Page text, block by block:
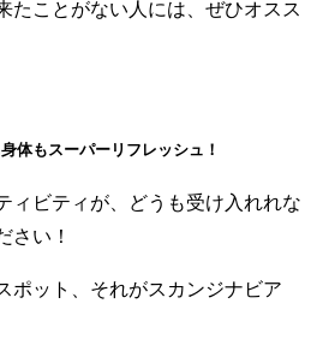
ことがない人には、ぜひオスス
体もスーパーリフレッシュ！
ビティが、どうも受け入れれな
さい！
ット、それがスカンジナビア